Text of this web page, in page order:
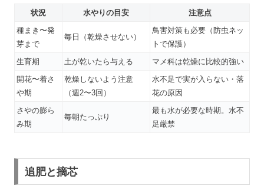
状況 水やりの目安
注意点
種まき〜発
芽まで
毎日（乾燥させない）
鳥害対策も必要（防虫ネッ
トで保護）
生育期
土が乾いたら与える
マメ科は乾燥に比較的強い
開花〜着さ
や期
乾燥しないよう注意
（週2〜3回）
水不足で実が入らない・落
花の原因
さやの膨ら
み期
毎朝たっぷり
最も水が必要な時期。水不
足厳禁
追肥と摘芯